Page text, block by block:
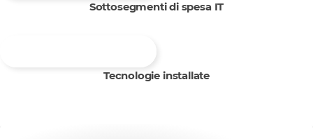
Sottosegmenti di spesa IT
Tecnologie installate